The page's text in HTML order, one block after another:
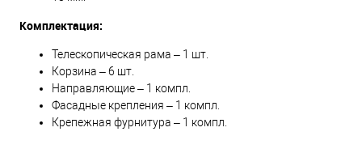
Комплектация:
Телескопическая рама – 1 шт.
Корзина – 6 шт.
Направляющие – 1 компл.
Фасадные крепления – 1 компл.
Крепежная фурнитура – 1 компл.